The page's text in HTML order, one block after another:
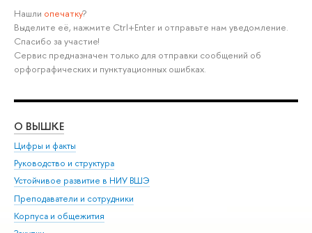
Нашли опечатку?
Выделите её, нажмите Ctrl+Enter и отправьте нам уведомление.
Спасибо за участие!
Сервис предназначен только для отправки сообщений об
орфографических и пунктуационных ошибках.
О ВЫШКЕ
Цифры и факты
Руководство и структура
Устойчивое развитие в НИУ ВШЭ
Преподаватели и сотрудники
Корпуса и общежития